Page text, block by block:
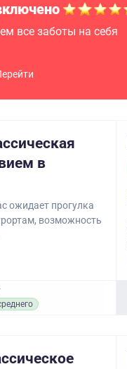
все заботы на себя
в
ожидает прогулка
возможность